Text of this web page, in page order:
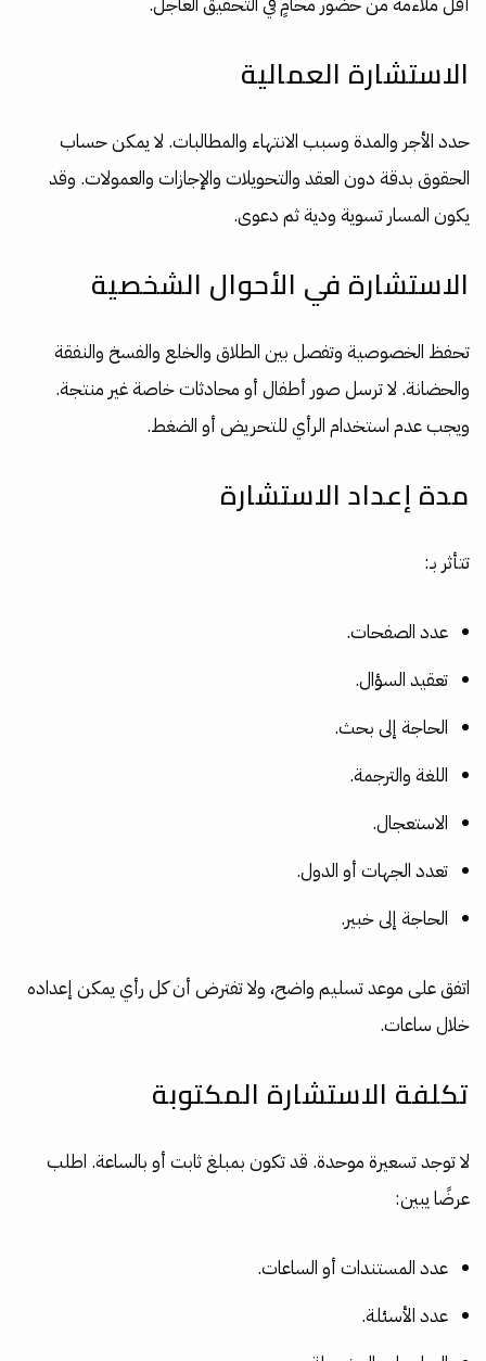
الاستشارة العمالية
حدد الأجر والمدة وسبب الانتهاء والمطالبات. لا يمكن حساب
الحقوق بدقة دون العقد والتحويلات والإجازات والعمولات. وقد
يكون المسار تسوية ودية ثم دعوى.
الاستشارة في الأحوال الشخصية
تحفظ الخصوصية وتفصل بين الطلاق والخلع والفسخ والنفقة
والحضانة. لا ترسل صور أطفال أو محادثات خاصة غير منتجة.
ويجب عدم استخدام الرأي للتحريض أو الضغط.
مدة إعداد الاستشارة
تتأثر بـ:
عدد الصفحات.
تعقيد السؤال.
الحاجة إلى بحث.
اللغة والترجمة.
الاستعجال.
تعدد الجهات أو الدول.
الحاجة إلى خبير.
اتفق على موعد تسليم واضح، ولا تفترض أن كل رأي يمكن إعداده
خلال ساعات.
تكلفة الاستشارة المكتوبة
لا توجد تسعيرة موحدة. قد تكون بمبلغ ثابت أو بالساعة. اطلب
عرضًا يبين:
عدد المستندات أو الساعات.
عدد الأسئلة.